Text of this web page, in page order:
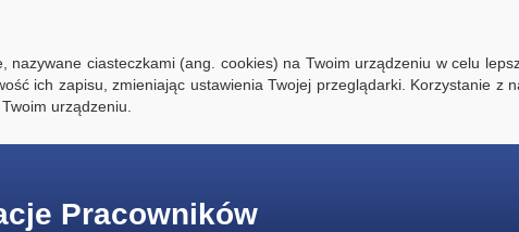
nazywane ciasteczkami (ang. cookies) na Twoim urządzeniu w celu
ich zapisu, zmieniając ustawienia Twojej przeglądarki. Korzystanie z
urządzeniu.
Pracowników